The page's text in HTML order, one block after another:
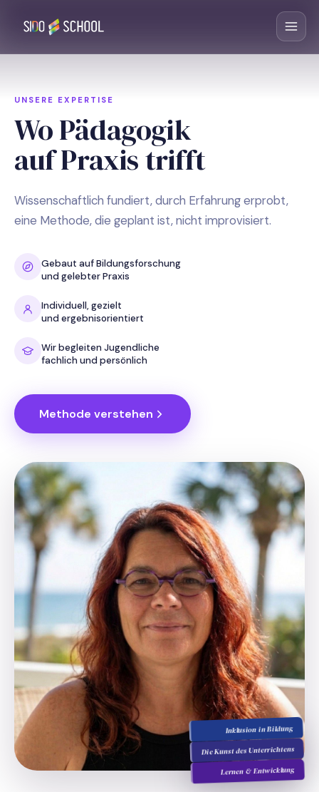
UNSERE EXPERTISE
Wo Pädagogik
auf Praxis trifft
Wissenschaftlich fundiert, durch Erfahrung erprobt,
eine Methode, die geplant ist, nicht improvisiert.
Gebaut auf Bildungsforschung
und gelebter Praxis
Individuell, gezielt
und ergebnisorientiert
Wir begleiten Jugendliche
fachlich und persönlich
Methode verstehen
Inklusion in Bildung
Die Kunst des Unterrichtens
Lernen & Entwicklung